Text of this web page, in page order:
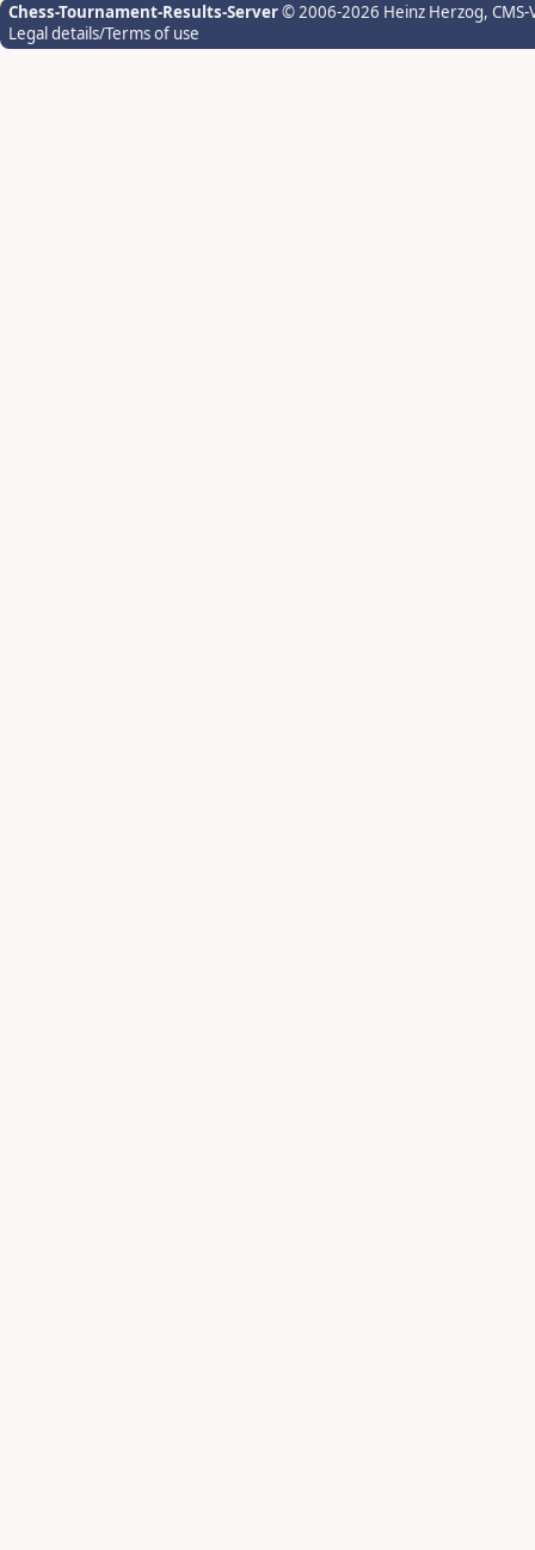
Chess-Tournament-Results-Server© 2006-2026 Heinz Herzog,
Legal details/Terms of use